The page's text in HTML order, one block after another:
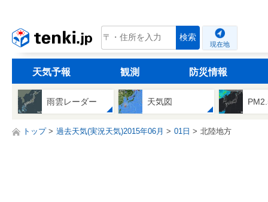
tenki.jp 検索
現在地
天気予報 観測 防災情報
雨雲レーダー 天気図
トップ 過去天気(実況天気)2015年06月 01日 北陸地方